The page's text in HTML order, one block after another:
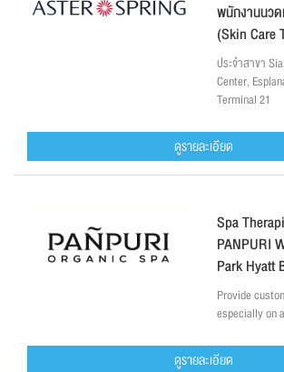
พนักงานนว
(Skin Care
ประจำสาขา
Center,
Terminal 21
ดูรายละเอียด
Spa
PANPURI
Park Hyatt
Provide
especially on
ดูรายละเอียด